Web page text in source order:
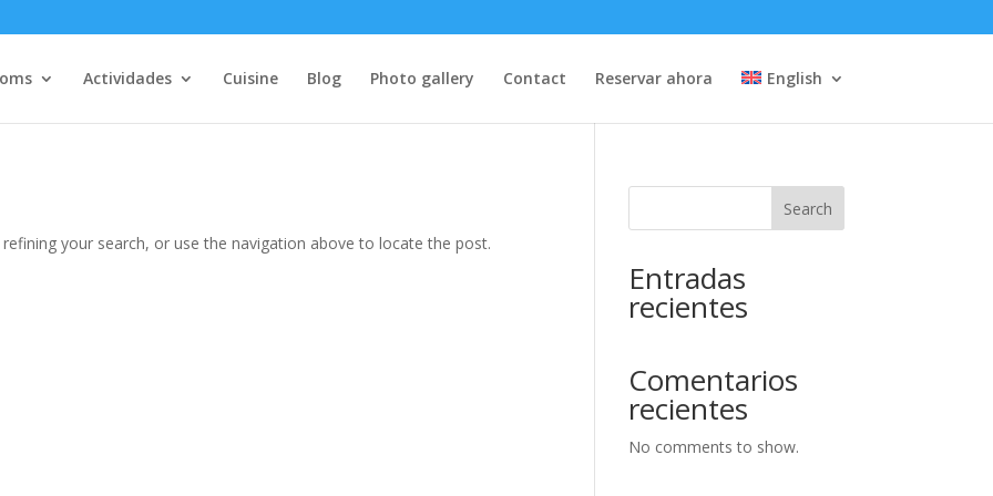
Actividades Cuisine Blog Photo gallery Contact Reservar ahora English
your search, or use the navigation above to locate the post.
Search
Entradas
recientes
Comentarios
recientes
No comments to show.